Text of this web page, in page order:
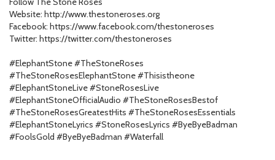
Website: http://www.thestoneroses.org
Facebook: https://www.facebook.com/thestoneroses
Twitter: https://twitter.com/thestoneroses
#ElephantStone #TheStoneRoses
#TheStoneRosesElephantStone #Thisistheone
#ElephantStoneLive #StoneRosesLive
#ElephantStoneOfficialAudio #TheStoneRosesBestof
#TheStoneRosesGreatestHits #TheStoneRosesEssentials
#ElephantStoneLyrics #StoneRosesLyrics #ByeByeBadman
#FoolsGold #ByeByeBadman #Waterfall